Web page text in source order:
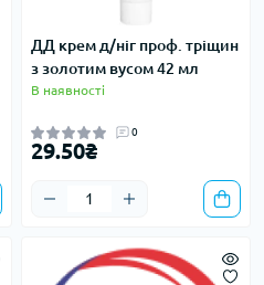
ДД крем д/ніг проф. тріщин
з золотим вусом 42 мл
В наявності
0
29.50₴